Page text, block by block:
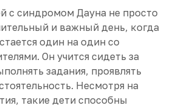
с синдромом Дауна не просто
и важный день, когда
один на один со
Он учится сидеть за
задания, проявлять
Несмотря на
такие дети способны